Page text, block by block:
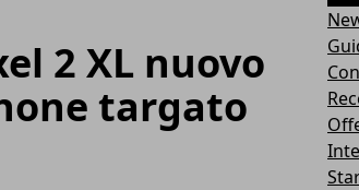
2 XL nuovo
targato